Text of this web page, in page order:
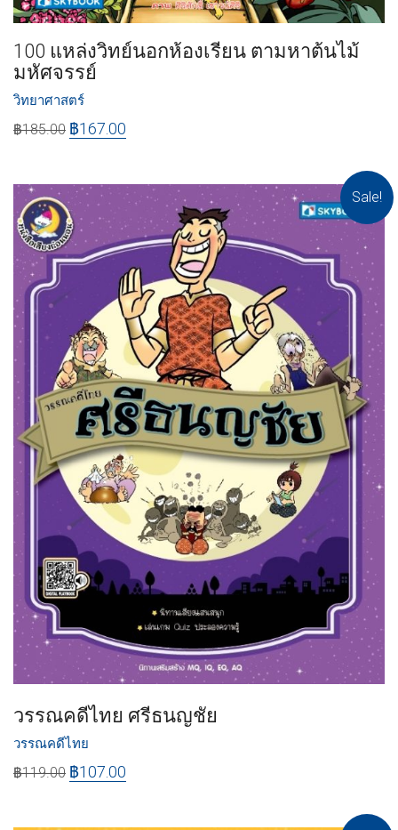
100 แหล่งวิทย์นอกห้องเรียน ตามหาต้นไม้
มหัศจรรย์
วิทยาศาสตร์
฿185.00 ฿167.00
Sale!
วรรณคดีไทย ศรีธนญชัย
วรรณคดีไทย
฿119.00 ฿107.00